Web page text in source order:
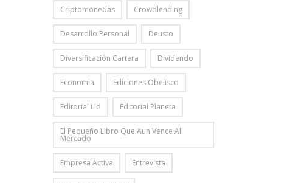
Criptomonedas Crowdlending
Desarrollo Personal Deusto
Diversificación Cartera Dividendo
Economia Ediciones Obelisco
Editorial Lid Editorial Planeta
El Pequeño Libro Que Aun Vence Al
Mercado
Empresa Activa Entrevista